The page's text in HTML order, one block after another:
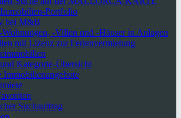
Portfolio
bei M&B
Wohnungen, -Villen und -Häuser in Anlagen
mit Lizenz zur Ferienvermietung
Kategorie-Übersicht
Immobilienangebote
Suchauftrag